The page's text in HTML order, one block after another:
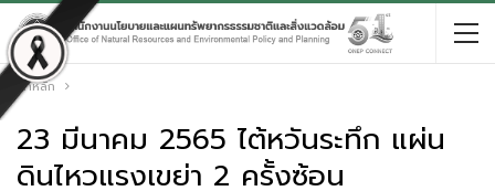
หน้าหลัก
23 มีนาคม 2565 ไต้หวันระทึก แผ่น
ดินไหวแรงเขย่า 2 ครั้งซ้อน